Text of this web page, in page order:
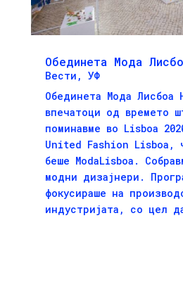
Обединета Мода
Вести , УФ
Обединета Мода Лисбоа
впечатоци од времето
поминавме во Lisboa
United Fashion Lisboa,
беше ModaLisboa.
модни дизајнери.
фокусираше на
индустријата, со цел